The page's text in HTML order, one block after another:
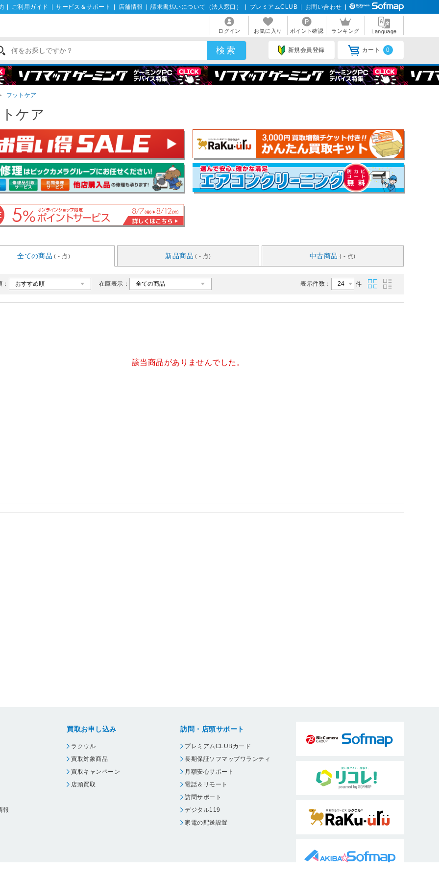
ご利用ガイド サービス＆サポート 店舗情報 請求書払いについて（法人窓口） プレミアムCLUB お問い合わせ
ログイン お気に入り ポイント確認 ランキング Language
新規会員登録 カート 0
フットケア
ケア
全ての商品 ( - 点) 新品商品 ( - 点) 中古商品 ( - 点)
在庫表示： 表示件数： 件
該当商品がありませんでした。
報
買取お申し込み
ラクウル
買取対象商品
買取キャンペーン
店頭買取
訪問・店頭サポート
プレミアムCLUBカード
長期保証ソフマップワランティ
月額安心サポート
電話＆リモート
訪問サポート
デジタル119
家電の配送設置